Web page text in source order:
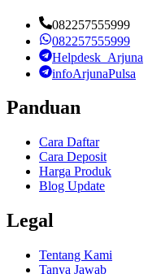
082257555999
082257555999
Helpdesk_Arjuna
infoArjunaPulsa
Panduan
Cara Daftar
Cara Deposit
Harga Produk
Blog Update
Legal
Tentang Kami
Tanya Jawab